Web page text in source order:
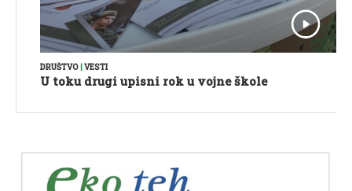
DRUŠTVO VESTI
U toku drugi upisni rok u vojne škole